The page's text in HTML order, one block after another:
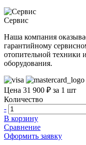
Сервис
Наша компания
гарантийному
отопительной техники
оборудования.
Цена 31 900 ₽ за 1 шт
Количество
-
В корзину
Сравнение
Оформить заявку